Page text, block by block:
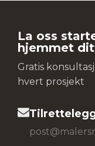
La oss
hjemmet
Gratis
hvert prosjekt